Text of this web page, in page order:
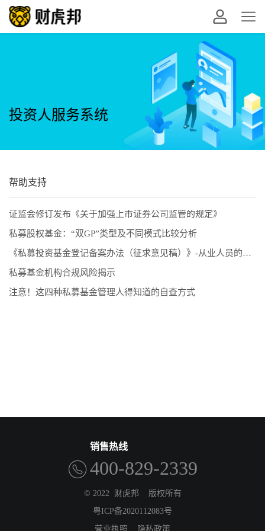
投资人服务系统
帮助支持
证监会修订发布《关于加强上市证券公司监管的规定》
私募股权基金：“双GP”类型及不同模式比较分析
《私募投资基金登记备案办法（征求意见稿）》-从业人员的五项解读和新画像
私募基金机构合规风险揭示
注意！这四种私募基金管理人得知道的自查方式
销售热线
400-829-2339
© 2022 财虎邦
版权所有
粤ICP备2020112083号
营业执照
隐私政策